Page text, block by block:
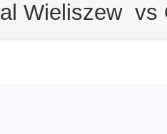
Wieliszew vs